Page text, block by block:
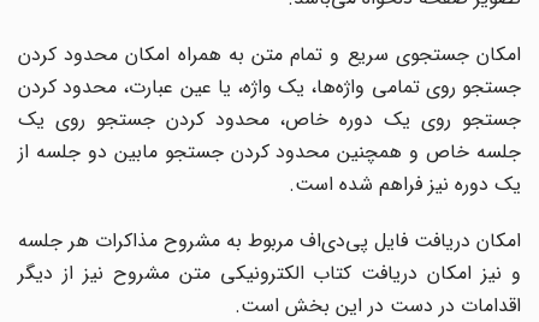
امکان جستجوی سریع و تمام متن به همراه امکان محدود کردن
جستجو روی تمامی واژه‌ها، یک واژه، یا عین عبارت، محدود کردن
جستجو روی یک دوره خاص، محدود کردن جستجو روی یک
جلسه خاص و همچنین محدود کردن جستجو مابین دو جلسه از
یک دوره نیز فراهم شده است.
امکان دریافت فایل پی‌دی‌اف مربوط به مشروح مذاکرات هر جلسه
و نیز امکان دریافت کتاب الکترونیکی متن مشروح نیز از دیگر
اقدامات در دست در این بخش است.